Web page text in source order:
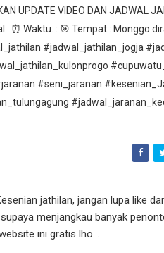
UPDATE VIDEO DAN JADWAL
: ⏰ Waktu. : 🎯 Tempat : Monggo
#jadwal_jathilan_jogja
#seni_jaranan
jathilan, jangan lupa like
menjangkau banyak
ini gratis lho...